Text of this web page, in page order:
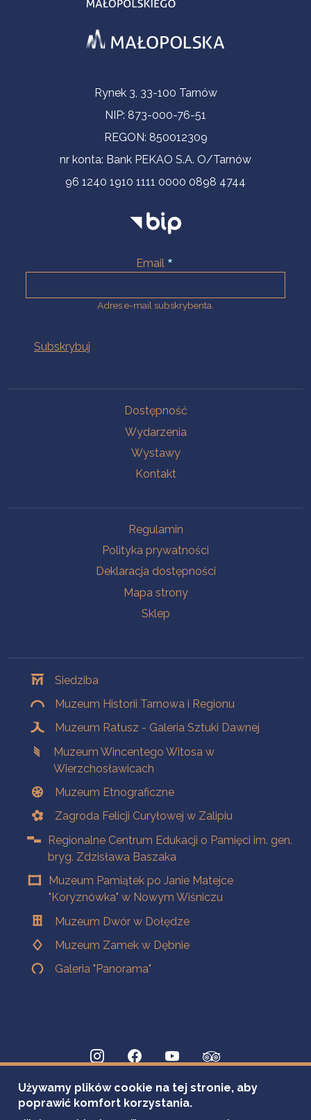
Informacje kontaktoweRynek 3, 33-100 Tarnów
NIP: 873-000-76-51
REGON: 850012309
nr konta: Bank PEKAO S.A. O/Tarnów
96 1240 1910 1111 0000 0898 4744
Email
Adres e-mail subskrybenta.
Dostępność
Wydarzenia
Wystawy
Kontakt
Regulamin
Polityka prywatności
Deklaracja dostępności
Mapa strony
Sklep
Siedziba
Muzeum Historii Tarnowa i Regionu
Muzeum Ratusz - Galeria Sztuki Dawnej
Muzeum Wincentego Witosa w
Wierzchosławicach
Muzeum Etnograficzne
Zagroda Felicji Curyłowej w Zalipiu
Regionalne Centrum Edukacji o Pamięci im. gen.
bryg. Zdzisława Baszaka
Muzeum Pamiątek po Janie Matejce
"Koryznówka" w Nowym Wiśniczu
Muzeum Dwór w Dołędze
Muzeum Zamek w Dębnie
Galeria "Panorama"
Używamy plików cookie na tej stronie, aby
poprawić komfort korzystania.